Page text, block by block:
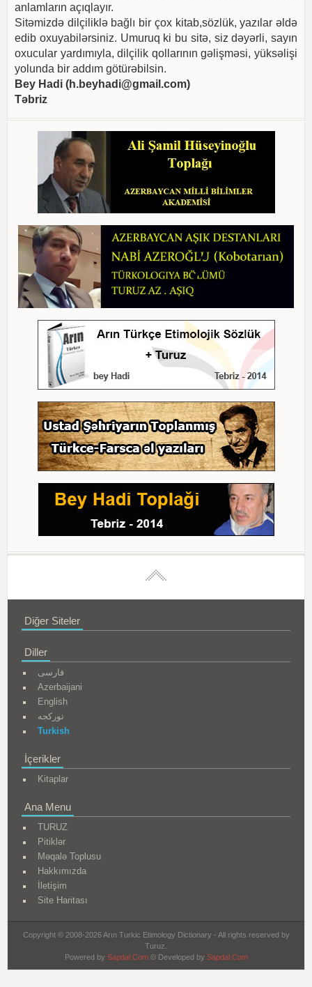
anlamların açıqlayır.
Sitəmizdə dilçiliklə bağlı bir çox kitab,sözlük, yazılar əldə
edib oxuyabilərsiniz. Umuruq ki bu sitə, siz dəyərli, sayın
oxucular yardımıyla, dilçilik qollarının gəlişməsi, yüksəlişi
yolunda bir addım götürəbilsin.
Bey Hadi (h.beyhadi@gmail.com)
Təbriz
Diğer Siteler
Diller
فارسی
Azerbaijani
English
تورکجه
Turkish
İçerikler
Kitaplar
Ana Menu
TURUZ
Pitiklər
Məqalə Toplusu
Hakkımızda
İletişim
Site Haritası
Copyright © 2008-2026 Arın Turkic Etimology Dictionary - All rights reserved by
Turuz.
Powered by Sapdal.Com© Developed by Sapdal.Com